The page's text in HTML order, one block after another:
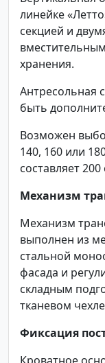
линейке
секцией и
хранения.
Антресольная
быть
Возможен
140, 160 или
составляет 200
Механизм
Механизм
выполнен из
стальной
фасада и
складным
тканевом
Фиксация